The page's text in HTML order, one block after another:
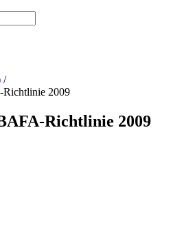
/
Richtlinie 2009
Richtlinie 2009